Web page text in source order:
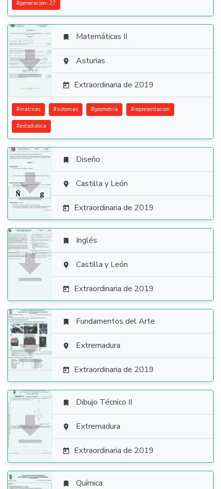
#generacion-27

 Matemáticas II
 Asturias
 Extraordinaria de 2019
#matrices #sistemas #geometria #representacion
#estadistica

 Diseño
 Castilla y León
 Extraordinaria de 2019

 Inglés
 Castilla y León
 Extraordinaria de 2019

 Fundamentos del Arte
 Extremadura
 Extraordinaria de 2019

 Dibujo Técnico II
 Extremadura
 Extraordinaria de 2019
 Química